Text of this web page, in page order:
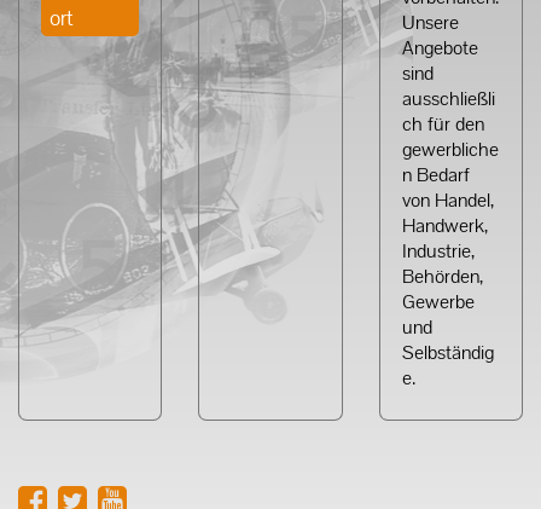
ort
Unsere
Angebote
sind
ausschließli
ch für den
gewerbliche
n Bedarf
von Handel,
Handwerk,
Industrie,
Behörden,
Gewerbe
und
Selbständig
e.